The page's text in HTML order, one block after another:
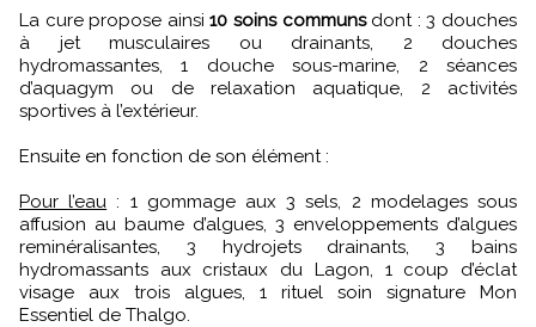
La cure propose ainsi10 soins communsdont : 3 douches
à jet musculaires ou drainants, 2 douches
hydromassantes, 1 douche sous-marine, 2 séances
d’aquagym ou de relaxation aquatique, 2 activités
sportives à l’extérieur.
Ensuite en fonction de son élément :
Pour l’eau : 1 gommage aux 3 sels, 2 modelages sous
affusion au baume d’algues, 3 enveloppements d’algues
reminéralisantes, 3 hydrojets drainants, 3 bains
hydromassants aux cristaux du Lagon, 1 coup d’éclat
visage aux trois algues, 1 rituel soin signature Mon
Essentiel de Thalgo.